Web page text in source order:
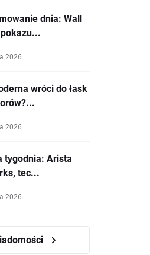
dnia: Wall
2026
wróci do łask
2026
tygodnia: Arista
tec...
2026